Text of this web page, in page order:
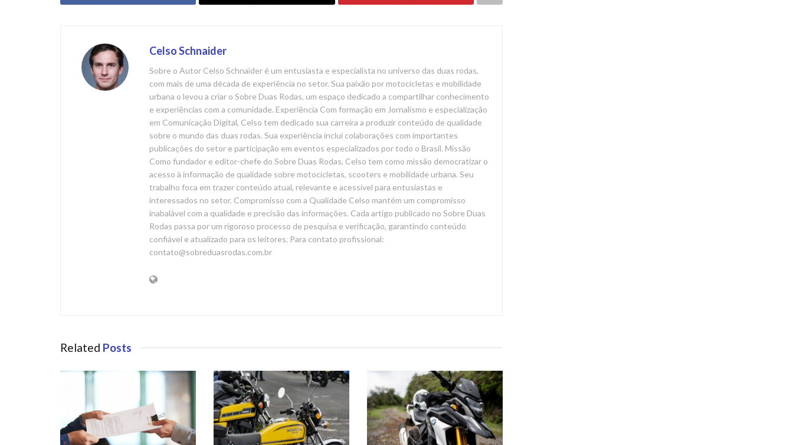
Celso Schnaider
Sobre o Autor Celso Schnaider é um entusiasta e especialista no universo das duas rodas,
com mais de uma década de experiência no setor. Sua paixão por motocicletas e mobilidade
urbana o levou a criar o Sobre Duas Rodas, um espaço dedicado a compartilhar conhecimento
e experiências com a comunidade. Experiência Com formação em Jornalismo e especialização
em Comunicação Digital, Celso tem dedicado sua carreira a produzir conteúdo de qualidade
sobre o mundo das duas rodas. Sua experiência inclui colaborações com importantes
publicações do setor e participação em eventos especializados por todo o Brasil. Missão
Como fundador e editor-chefe do Sobre Duas Rodas, Celso tem como missão democratizar o
acesso à informação de qualidade sobre motocicletas, scooters e mobilidade urbana. Seu
trabalho foca em trazer conteúdo atual, relevante e acessível para entusiastas e
interessados no setor. Compromisso com a Qualidade Celso mantém um compromisso
inabalável com a qualidade e precisão das informações. Cada artigo publicado no Sobre Duas
Rodas passa por um rigoroso processo de pesquisa e verificação, garantindo conteúdo
confiável e atualizado para os leitores. Para contato profissional:
contato@sobreduasrodas.com.br
Related Posts